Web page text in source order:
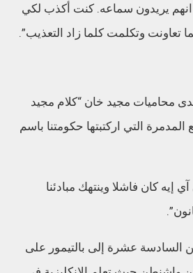
يريدون سماعه. كنت أكذب لكي
تعاونت وتكلمت كلما زاد التعذيب”.
محاميات مجيد خان “كلام مجيد
التي اركتبتها حكومتنا باسم
إيه كان فاشلا وينتهك مبادئنا
السادسة عشرة إلى بالتيمور على